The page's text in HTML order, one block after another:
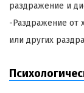
раздражение и
-Раздражение от
или других